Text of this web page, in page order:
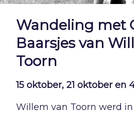
Wandeling met
Baarsjes van
Toorn
15 oktober, 21 oktober en
Willem van Toorn werd in